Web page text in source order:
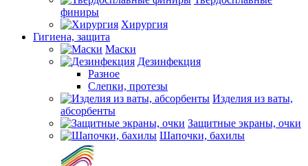
финиры
Хирургия
Гигиена, защита
Маски
Дезинфекция
Разное
Слепки, протезы
Изделия из ваты,
абсорбенты
Защитные экраны, очки
Шапочки, бахилы